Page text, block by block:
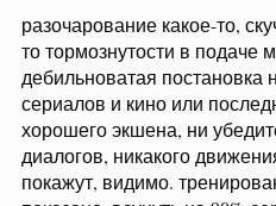
разочарование какое-то,
то тормознутости в подаче
дебильноватая постановка
сериалов и кино или
хорошего экшена, ни
диалогов, никакого
покажут, видимо.